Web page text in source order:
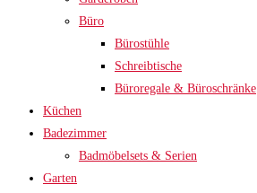
Büro
Bürostühle
Schreibtische
Büroregale & Büroschränke
Küchen
Badezimmer
Badmöbelsets & Serien
Garten